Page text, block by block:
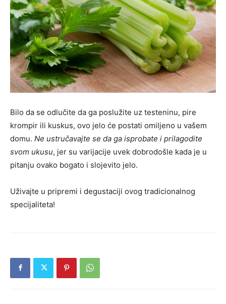
Bilo da se odlučite da ga poslužite uz testeninu, pire
krompir ili kuskus, ovo jelo će postati omiljeno u vašem
domu. Ne ustručavajte se da ga isprobate i prilagodite
svom ukusu, jer su varijacije uvek dobrodošle kada je u
pitanju ovako bogato i slojevito jelo.
Uživajte u pripremi i degustaciji ovog tradicionalnog
specijaliteta!